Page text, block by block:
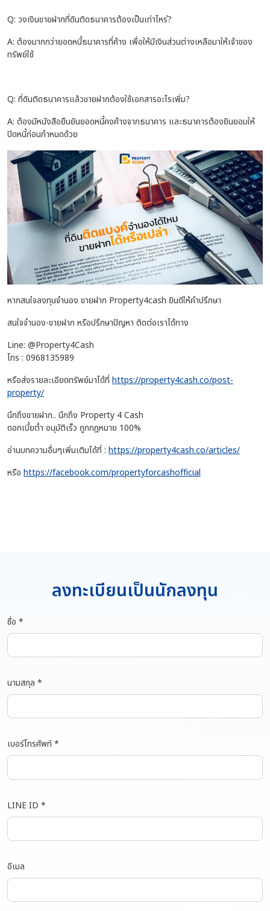
Q: วงเงินขายฝากที่ดินติดธนาคารต้องเป็นเท่าไหร่?
A: ต้องมากกว่ายอดหนี้ธนาคารที่ค้าง เพื่อให้มีเงินส่วนต่างเหลือมาให้เจ้าของ
ทรัพย์ใช้
Q: ที่ดินติดธนาคารแล้วขายฝากต้องใช้เอกสารอะไรเพิ่ม?
A: ต้องมีหนังสือยืนยันยอดหนี้คงค้างจากธนาคาร และธนาคารต้องยินยอมให้
ปิดหนี้ก่อนกำหนดด้วย
หากสนใจลงทุนจำนอง ขายฝาก Property4cash ยินดีให้คำปรึกษา
สนใจจำนอง-ขายฝาก หรือปรึกษาปัญหา ติดต่อเราได้ทาง
Line: @Property4Cash
โทร : 0968135989
หรือส่งรายละเอียดทรัพย์มาได้ที่ https://property4cash.co/post-
property/
นึกถึงขายฝาก.. นึกถึง Property 4 Cash
ดอกเบี้ยต่ำ อนุมัติเร็ว ถูกกฎหมาย 100%
อ่านบทความอื่นๆเพิ่มเติมได้ที่ : https://property4cash.co/articles/
หรือ https://facebook.com/propertyforcashofficial
ลงทะเบียนเป็นนักลงทุน
ชื่อ *
นามสกุล *
เบอร์โทรศัพท์ *
LINE ID *
อีเมล